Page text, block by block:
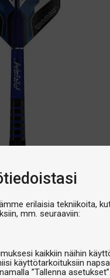
erilaisia tekniikoita,
mm. seuraaviin:
kaikkiin näihin
käyttötarkoituksiin
”Tallenna asetukset”.